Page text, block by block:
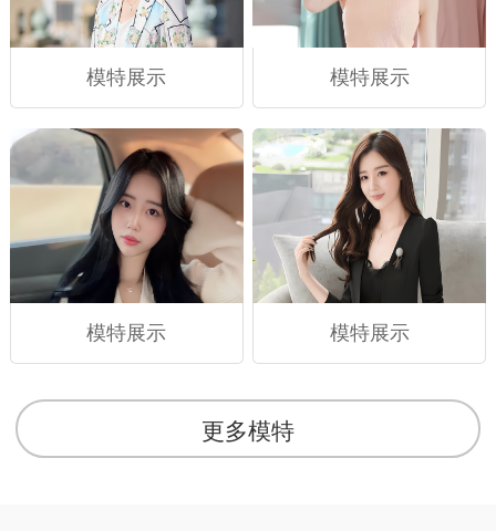
模特展示 模特展示
模特展示 模特展示
更多模特